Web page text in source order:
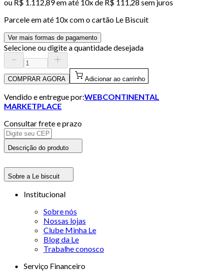
ou R$ 1.112,89em até 10x de R$ 111,28 sem juros
Parcele em até 10x com o cartão Le Biscuit
Ver mais formas de pagamento
Selecione ou digite a quantidade desejada
COMPRAR AGORA Adicionar ao carrinho
Vendido e entregue por:WEBCONTINENTAL
MARKETPLACE
Consultar frete e prazo
Descrição do produto
Sobre a Le biscuit
Institucional
Sobre nós
Nossas lojas
Clube Minha Le
Blog da Le
Trabalhe conosco
Serviço Financeiro